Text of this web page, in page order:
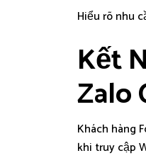
Hiểu rõ nhu
Kết
Zalo
Khách hàng
khi truy cập